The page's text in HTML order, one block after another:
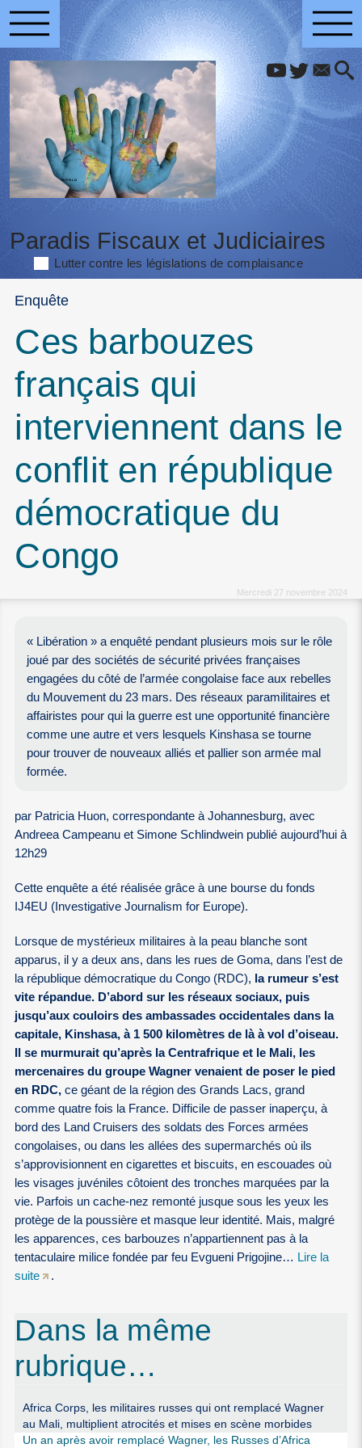
Paradis Fiscaux et Judiciaires
Lutter contre les législations de complaisance
Enquête
Ces barbouzes
français qui
interviennent dans le
conflit en république
démocratique du
Congo
Mercredi 27 novembre 2024
« Libération » a enquêté pendant plusieurs mois sur le rôle
joué par des sociétés de sécurité privées françaises
engagées du côté de l’armée congolaise face aux rebelles
du Mouvement du 23 mars. Des réseaux paramilitaires et
affairistes pour qui la guerre est une opportunité financière
comme une autre et vers lesquels Kinshasa se tourne
pour trouver de nouveaux alliés et pallier son armée mal
formée.
par Patricia Huon, correspondante à Johannesburg, avec
Andreea Campeanu et Simone Schlindwein publié aujourd’hui à
12h29
Cette enquête a été réalisée grâce à une bourse du fonds
IJ4EU (Investigative Journalism for Europe).
Lorsque de mystérieux militaires à la peau blanche sont
apparus, il y a deux ans, dans les rues de Goma, dans l’est de
la république démocratique du Congo (RDC), la rumeur s’est
vite répandue. D’abord sur les réseaux sociaux, puis
jusqu’aux couloirs des ambassades occidentales dans la
capitale, Kinshasa, à 1 500 kilomètres de là à vol d’oiseau.
Il se murmurait qu’après la Centrafrique et le Mali, les
mercenaires du groupe Wagner venaient de poser le pied
en RDC, ce géant de la région des Grands Lacs, grand
comme quatre fois la France. Difficile de passer inaperçu, à
bord des Land Cruisers des soldats des Forces armées
congolaises, ou dans les allées des supermarchés où ils
s’approvisionnent en cigarettes et biscuits, en escouades où
les visages juvéniles côtoient des tronches marquées par la
vie. Parfois un cache-nez remonté jusque sous les yeux les
protège de la poussière et masque leur identité. Mais, malgré
les apparences, ces barbouzes n’appartiennent pas à la
tentaculaire milice fondée par feu Evgueni Prigojine… Lire la
suite
.
Dans la même
rubrique…
Africa Corps, les militaires russes qui ont remplacé Wagner
au Mali, multiplient atrocités et mises en scène morbides
Un an après avoir remplacé Wagner, les Russes d’Africa